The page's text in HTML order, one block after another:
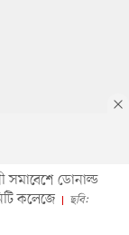
সমাবেশে ডোনাল্ড
কলেজে
ছবি: